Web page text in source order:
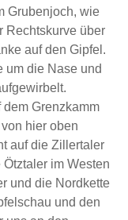
Grubenjoch, wie
Rechtskurve über
auf den Gipfel.
um die Nase und
dem Grenzkamm
hier oben
auf die Zillertaler
im Westen
und die Nordkette
und den